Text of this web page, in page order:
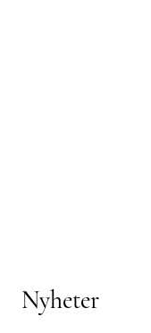
Nyheter